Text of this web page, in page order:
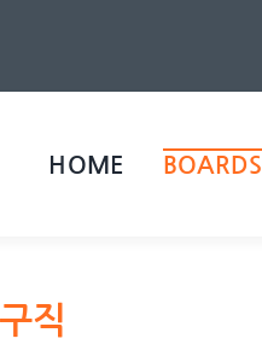
HOME BOARDS
직